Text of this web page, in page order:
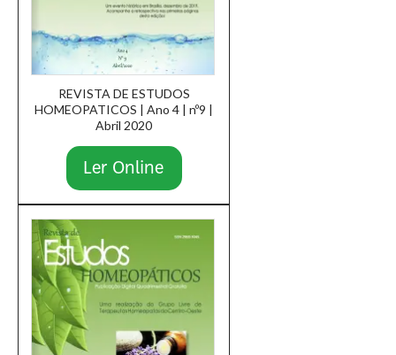
REVISTA DE ESTUDOS
HOMEOPATICOS | Ano 4 | nº9 |
Abril 2020
Ler Online